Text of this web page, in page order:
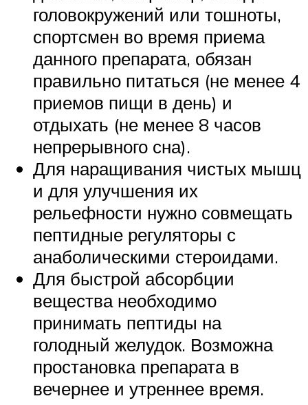
головокружений или тошноты,
спортсмен во время приема
данного препарата, обязан
правильно питаться (не менее 4
приемов пищи в день) и
отдыхать (не менее 8 часов
непрерывного сна).
Для наращивания чистых мышц
и для улучшения их
рельефности нужно совмещать
пептидные регуляторы с
анаболическими стероидами.
Для быстрой абсорбции
вещества необходимо
принимать пептиды на
голодный желудок. Возможна
простановка препарата в
вечернее и утреннее время.